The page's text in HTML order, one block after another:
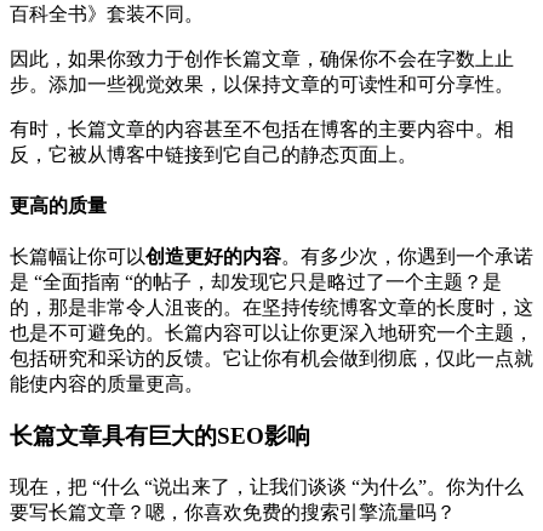
百科全书》套装不同。
因此，如果你致力于创作长篇文章，确保你不会在字数上止
步。添加一些视觉效果，以保持文章的可读性和可分享性。
有时，长篇文章的内容甚至不包括在博客的主要内容中。相
反，它被从博客中链接到它自己的静态页面上。
更高的质量
长篇幅让你可以创造更好的内容。有多少次，你遇到一个承诺
是 “全面指南 “的帖子，却发现它只是略过了一个主题？是
的，那是非常令人沮丧的。在坚持传统博客文章的长度时，这
也是不可避免的。长篇内容可以让你更深入地研究一个主题，
包括研究和采访的反馈。它让你有机会做到彻底，仅此一点就
能使内容的质量更高。
长篇文章具有巨大的SEO影响
现在，把 “什么 “说出来了，让我们谈谈 “为什么”。你为什么
要写长篇文章？嗯，你喜欢免费的搜索引擎流量吗？